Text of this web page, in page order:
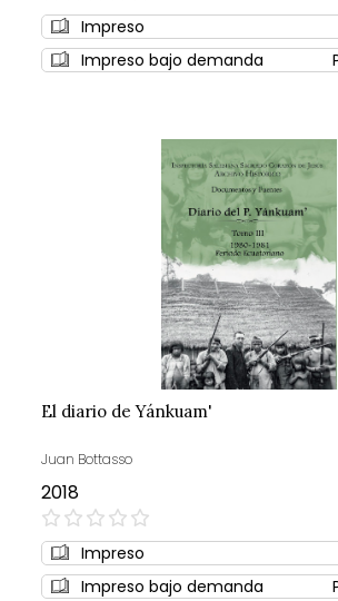
0%
Impreso
Impreso bajo demanda
El diario de Yánkuam'
Juan Bottasso
2018
0%
Impreso
Impreso bajo demanda